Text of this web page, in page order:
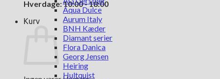
Hverdage: 10:00 - 18:00
Kurv
Aqua Dulce
Aurum Italy
BNH Kæder
Diamant serier
Flora Danica
Georg Jensen
Heiring
Hultquist